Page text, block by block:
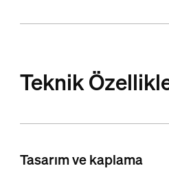
Teknik
Tasarım ve kaplama